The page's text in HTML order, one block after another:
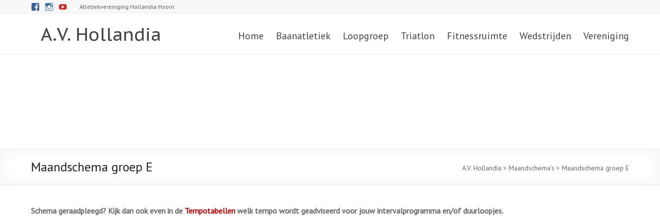
Atletiekvereniging Hollandia Hoorn
A.V. Hollandia Home Baanatletiek Loopgroep Triatlon Fitnessruimte Wedstrijden Vereniging
Maandschema groep E A.V. Hollandia > Maandschema’s > Maandschema groep E
Schema geraadpleegd? Kijk dan ook even in de Tempotabellen welk tempo wordt geadviseerd voor jouw intervalprogramma en/of duurloopjes.